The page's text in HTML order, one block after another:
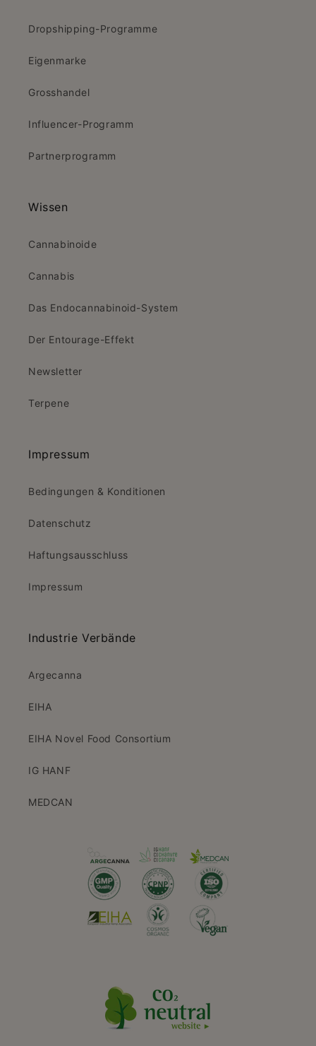
Dropshipping-Programme
Eigenmarke
Grosshandel
Influencer-Programm
Partnerprogramm
Wissen
Cannabinoide
Cannabis
Das Endocannabinoid-System
Der Entourage-Effekt
Newsletter
Terpene
Impressum
Bedingungen & Konditionen
Datenschutz
Haftungsausschluss
Impressum
Industrie Verbände
Argecanna
EIHA
EIHA Novel Food Consortium
IG HANF
MEDCAN